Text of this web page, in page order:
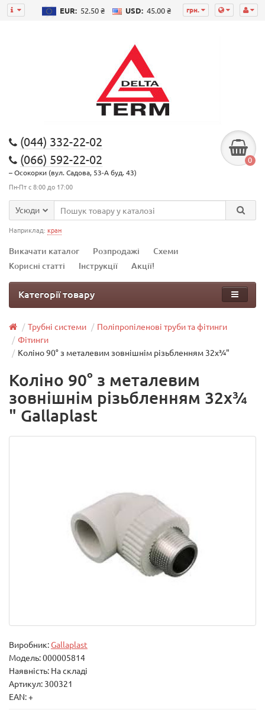
грн.
EUR: 52.50 ₴ USD: 45.00 ₴
(044) 332-22-02
(066) 592-22-02
– Осокорки (вул. Садова, 53-А буд. 43)
Пн-Пт с 8:00 до 17:00
0
Усюди
Наприклад: кран
Викачати каталог Розпродажі
Схеми
Корисні статті
Інструкції Акції!
Категорії товару
Трубні системи
Поліпропіленові труби та фітинги
Фітинги
Коліно 90° з металевим зовнішнім різьбленням 32х¾"
Коліно 90° з металевим
зовнішнім різьбленням 32х¾
" Gallaplast
Виробник:Gallaplast
Модель:000005814
Наявність: На складі
Артикул: 300321
EAN: +